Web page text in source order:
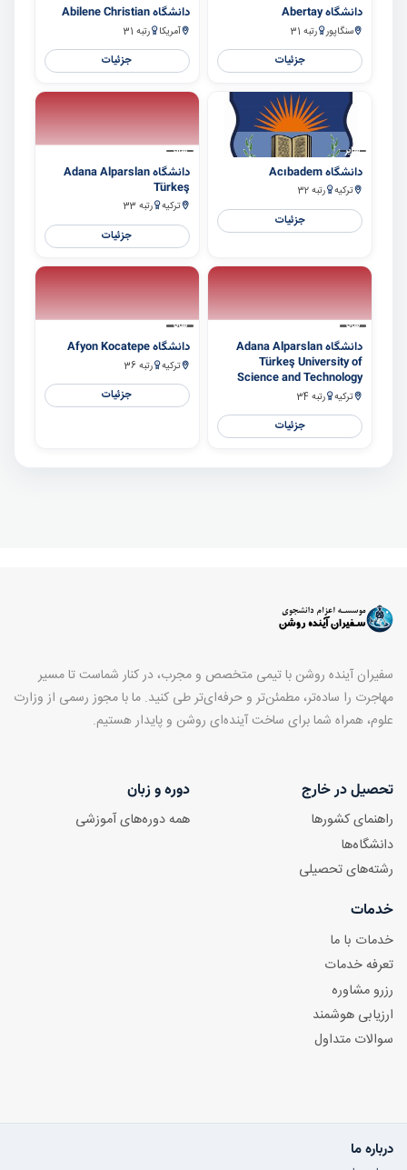
دانشگاه Abertay
سنگاپور رتبه 31
جزئیات
دانشگاه Abilene Christian
آمریکا رتبه 31
جزئیات
سایر
دانشگاه Acıbadem
ترکیه رتبه 32
جزئیات
سایر
دانشگاه Adana Alparslan
Türkeş
ترکیه رتبه 33
جزئیات
سایر
دانشگاه Adana Alparslan
Türkeş University of
Science and Technology
ترکیه رتبه 34
جزئیات
سایر
دانشگاه Afyon Kocatepe
ترکیه رتبه 36
جزئیات
سفیران آینده روشن با تیمی متخصص و مجرب، در کنار شماست تا مسیر
مهاجرت را ساده‌تر، مطمئن‌تر و حرفه‌ای‌تر طی کنید. ما با مجوز رسمی از وزارت
علوم، همراه شما برای ساخت آینده‌ای روشن و پایدار هستیم.
تحصیل در خارج
راهنمای کشورها
دانشگاه‌ها
رشته‌های تحصیلی
دوره و زبان
همه دوره‌های آموزشی
خدمات
خدمات با ما
تعرفه خدمات
رزرو مشاوره
ارزیابی هوشمند
سوالات متداول
درباره ما